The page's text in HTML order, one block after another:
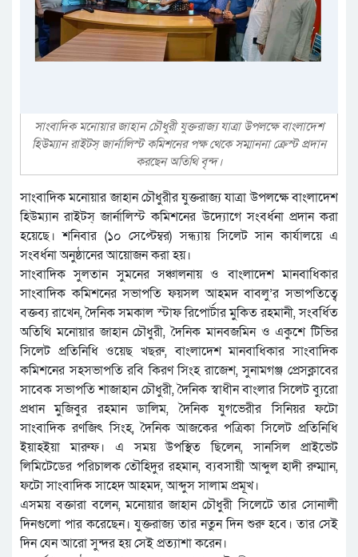
সাংবাদিক মনোয়ার জাহান চৌধুরী যুক্তরাজ্য যাত্রা উপলক্ষে বাংলাদেশ
হিউম্যান রাইটস্ জার্নালিস্ট কমিশনের পক্ষ থেকে সম্মাননা ক্রেস্ট প্রদান
করছেন অতিথি বৃন্দ।
সাংবাদিক মনোয়ার জাহান চৌধুরীর যুক্তরাজ্য যাত্রা উপলক্ষে বাংলাদেশ
হিউম্যান রাইটস্ জার্নালিস্ট কমিশনের উদ্যোগে সংবর্ধনা প্রদান করা
হয়েছে। শনিবার (১০ সেপ্টেম্বর) সন্ধ্যায় সিলেট সান কার্যালয়ে এ
সংবর্ধনা অনুষ্ঠানের আয়োজন করা হয়।
সাংবাদিক সুলতান সুমনের সঞ্চালনায় ও বাংলাদেশ মানবাধিকার
সাংবাদিক কমিশনের সভাপতি ফয়সল আহমদ বাবলু’র সভাপতিত্বে
বক্তব্য রাখেন, দৈনিক সমকাল স্টাফ রিপোর্টার মুকিত রহমানী, সংবর্ধিত
অতিথি মনোয়ার জাহান চৌধুরী, দৈনিক মানবজমিন ও একুশে টিভির
সিলেট প্রতিনিধি ওয়েছ খছরু, বাংলাদেশ মানবাধিকার সাংবাদিক
কমিশনের সহসভাপতি রবি কিরণ সিংহ রাজেশ, সুনামগঞ্জ প্রেসক্লাবের
সাবেক সভাপতি শাজাহান চৌধুরী, দৈনিক স্বাধীন বাংলার সিলেট ব্যুরো
প্রধান মুজিবুর রহমান ডালিম, দৈনিক যুগভেরীর সিনিয়র ফটো
সাংবাদিক রণজিৎ সিংহ, দৈনিক আজকের পত্রিকা সিলেট প্রতিনিধি
ইয়াহইয়া মারুফ। এ সময় উপস্থিত ছিলেন, সানসিল প্রাইভেট
লিমিটেডের পরিচালক তৌহিদুর রহমান, ব্যবসায়ী আব্দুল হাদী রুম্মান,
ফটো সাংবাদিক সাহেদ আহমদ, আব্দুস সালাম প্রমূখ।
এসময় বক্তারা বলেন, মনোয়ার জাহান চৌধুরী সিলেটে তার সোনালী
দিনগুলো পার করেছেন। যুক্তরাজ্য তার নতুন দিন শুরু হবে। তার সেই
দিন যেন আরো সুন্দর হয় সেই প্রত্যাশা করেন।